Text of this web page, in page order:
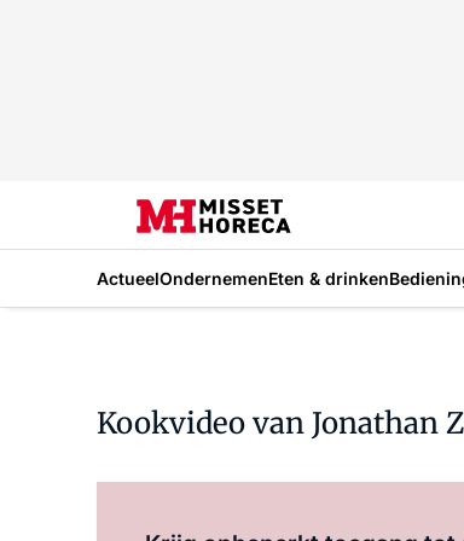
ActueelOndernemenEten & drinken
Kookvideo van Jonathan